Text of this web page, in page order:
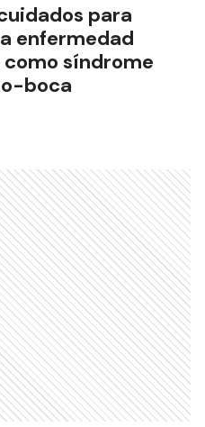
para
enfermedad
síndrome
boca